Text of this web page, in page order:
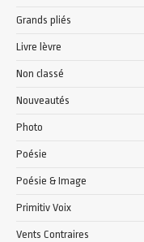
Grands pliés
Livre lèvre
Non classé
Nouveautés
Photo
Poésie
Poésie & Image
Primitiv Voix
Vents Contraires